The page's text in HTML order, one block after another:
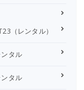
（レンタル）
タル
タル